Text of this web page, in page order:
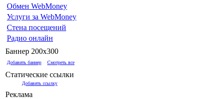
Обмен WebMoney
Услуги за WebMoney
Стена посещений
Радио онлайн
Баннер 200x300
Добавить баннер Смотреть все
Статические ссылки
Добавить ссылку
Реклама